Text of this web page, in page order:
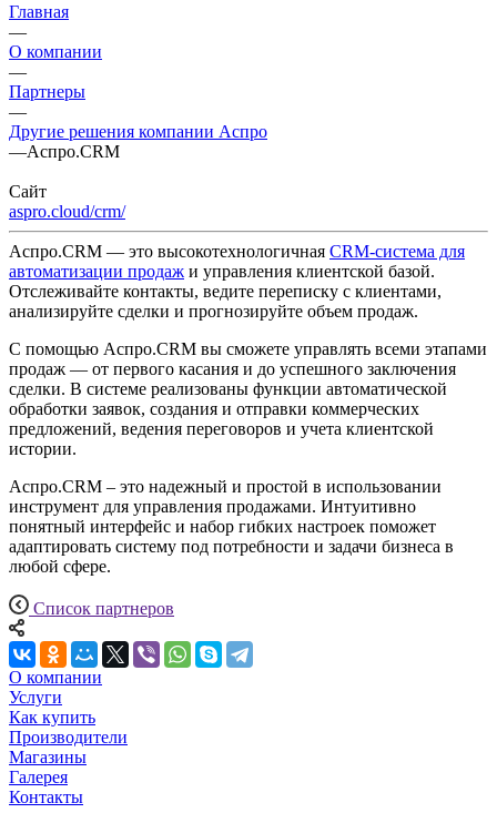
Главная
—
О компании
—
Партнеры
—
Другие решения компании Аспро
—Аспро.CRM
Сайт
aspro.cloud/crm/
Аспро.CRM — это высокотехнологичная CRM-система для
автоматизации продаж и управления клиентской базой.
Отслеживайте контакты, ведите переписку с клиентами,
анализируйте сделки и прогнозируйте объем продаж.
С помощью Аспро.CRM вы сможете управлять всеми этапами
продаж — от первого касания и до успешного заключения
сделки. В системе реализованы функции автоматической
обработки заявок, создания и отправки коммерческих
предложений, ведения переговоров и учета клиентской
истории.
Аспро.CRM – это надежный и простой в использовании
инструмент для управления продажами. Интуитивно
понятный интерфейс и набор гибких настроек поможет
адаптировать систему под потребности и задачи бизнеса в
любой сфере.
Список партнеров
О компании
Услуги
Как купить
Производители
Магазины
Галерея
Контакты